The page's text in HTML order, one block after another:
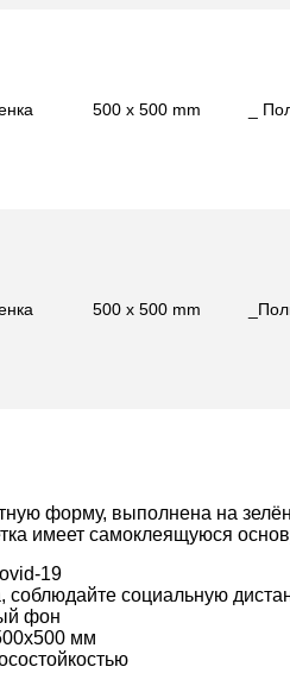
500 x 500 mm _
500 x 500 mm
форму, выполнена на
имеет самоклеящуюся
19
соблюдайте социальную
фон
мм